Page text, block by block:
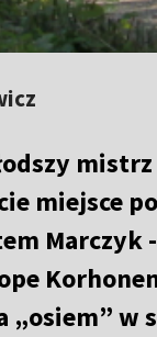
miejsce
„osiem”